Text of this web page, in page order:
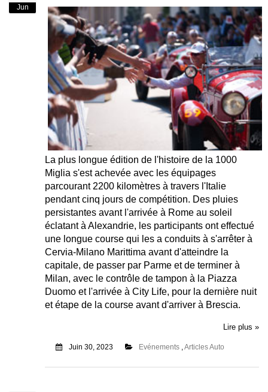
Jun
La plus longue édition de l'histoire de la 1000
Miglia s'est achevée avec les équipages
parcourant 2200 kilomètres à travers l'Italie
pendant cinq jours de compétition. Des pluies
persistantes avant l'arrivée à Rome au soleil
éclatant à Alexandrie, les participants ont effectué
une longue course qui les a conduits à s'arrêter à
Cervia-Milano Marittima avant d'atteindre la
capitale, de passer par Parme et de terminer à
Milan, avec le contrôle de tampon à la Piazza
Duomo et l'arrivée à City Life, pour la dernière nuit
et étape de la course avant d'arriver à Brescia.
Lire plus »
Juin 30, 2023 Evénements, Articles Auto